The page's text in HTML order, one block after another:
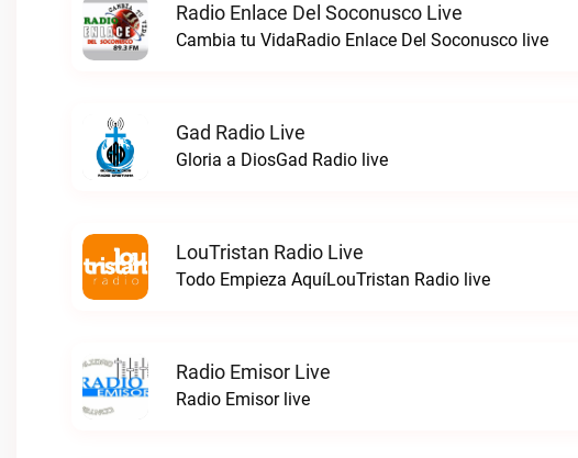
Radio Enlace Del Soconusco Live
Cambia tu VidaRadio Enlace Del Soconusco live
Gad Radio Live
Gloria a DiosGad Radio live
LouTristan Radio Live
Todo Empieza AquíLouTristan Radio live
Radio Emisor Live
Radio Emisor live